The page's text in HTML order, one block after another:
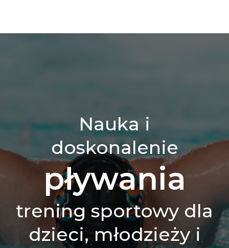
Nauka i
doskonalenie
pływania
trening sportowy dla
dzieci, młodzieży i